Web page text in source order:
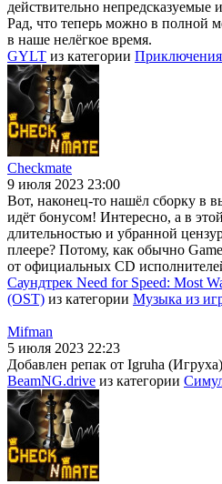
действительно
Рад, что теперь можно в полной
в наше нелёгкое время.
GYLT из категории
Checkmate
9 июля 2023 23:00
Вот, наконец-то нашёл сборку в
идёт бонусом! Интересно, а в
длительностью и убранной
плеере? Потому, как обычно
от официальных CD
Саундтрек Need for Speed: Most
(OST) из категории Музыка из
Mifman
5 июля 2023 22:23
Добавлен репак от Igruha
BeamNG.drive из категории